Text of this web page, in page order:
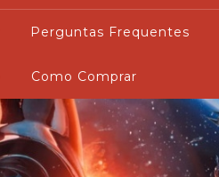
Perguntas Frequentes
Como Comprar